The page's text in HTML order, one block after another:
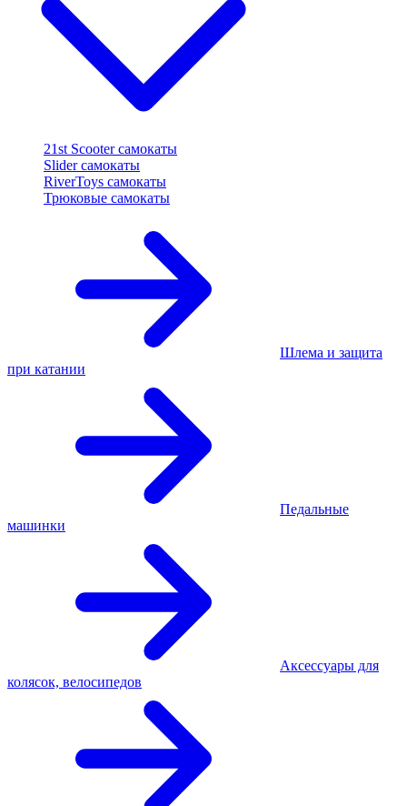
21st Scooter самокаты
Slider самокаты
RiverToys самокаты
Трюковые самокаты
Шлема и защита
при катании
Педальные
машинки
Аксессуары для
колясок, велосипедов